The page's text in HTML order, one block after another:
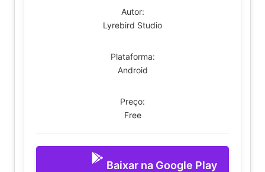
Autor:
Lyrebird Studio
Plataforma:
Android
Preço:
Free
Baixar na Google Play